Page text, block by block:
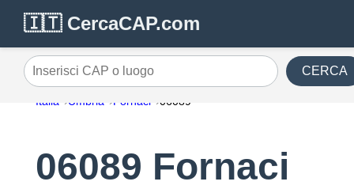
🇮🇹 CercaCAP.com
Inserisci CAP o luogo CERCA
Italia Umbria Fornaci 06089
06089 Fornaci